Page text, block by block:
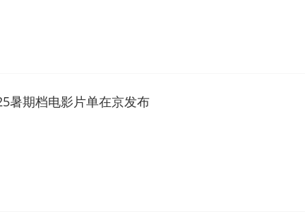
暑期档电影片单在京发布